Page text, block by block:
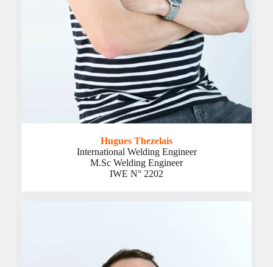
Hugues Thezelais
International Welding Engineer
M.Sc Welding Engineer
IWE N° 2202